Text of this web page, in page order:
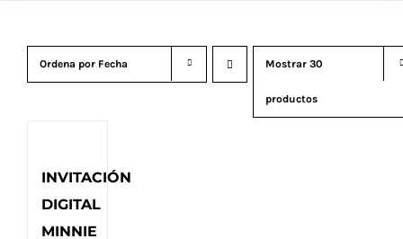
Ordena por Fecha Mostrar 30
productos
INVITACIÓN
DIGITAL
MINNIE